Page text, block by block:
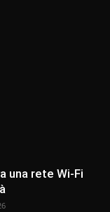
una rete Wi-Fi